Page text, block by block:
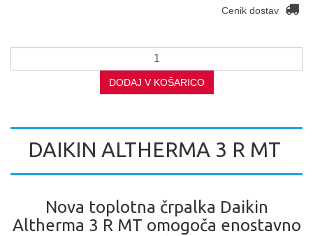
Cenik dostav
DODAJ V KOŠARICO
DAIKIN ALTHERMA 3 R MT
Nova toplotna črpalka Daikin
Altherma 3 R MT omogoča enostavno